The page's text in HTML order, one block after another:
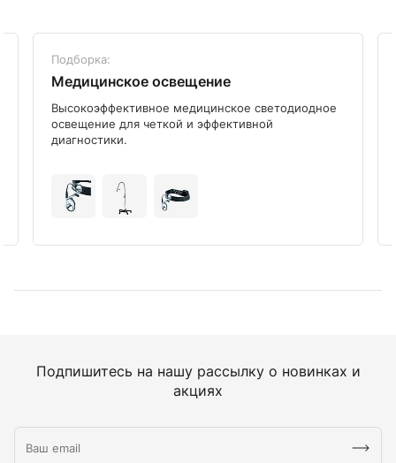
Подборка:
Медицинское освещение
Высокоэффективное медицинское светодиодное
освещение для четкой и эффективной
диагностики.
Подпишитесь на нашу рассылку о новинках и
акциях